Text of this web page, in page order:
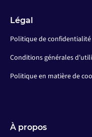
Légal
Politique de confidentialité
Conditions générales
Politique en matière de
À propos